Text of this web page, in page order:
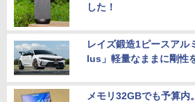
した！
レイズ鍛造1ピースアル
lus」軽量なままに剛性
メモリ32GBでも予算内